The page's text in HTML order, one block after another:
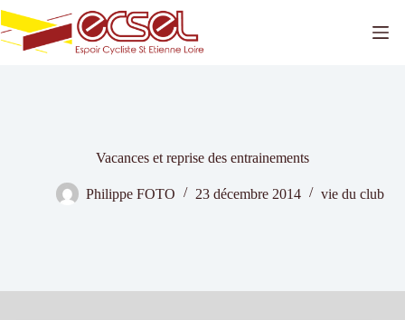
Passer
au
contenu
Vacances et reprise des entrainements
Philippe FOTO 23 décembre 2014 vie du club